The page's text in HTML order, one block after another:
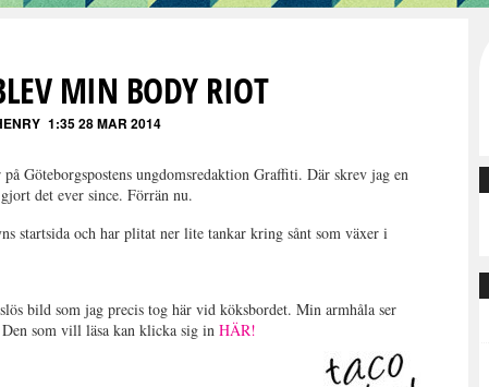
MIN BODY RIOT
1:35 28 MAR 2014
Göteborgspostens ungdomsredaktion Graffiti. Där skrev jag en
det ever since. Förrän nu.
startsida och har plitat ner lite tankar kring sånt som växer i
bild som jag precis tog här vid köksbordet. Min armhåla ser
som vill läsa kan klicka sig inHÄR!